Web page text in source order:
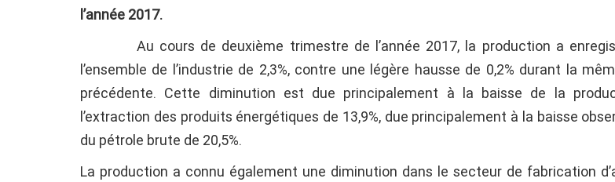
l’année 2017.
Au cours de deuxième trimestre de l’année 2017, la production a
l’ensemble de l’industrie de 2,3%, contre une légère hausse de 0,2% durant la
précédente. Cette diminution est due principalement à la baisse de la
l’extraction des produits énergétiques de 13,9%, due principalement à la baisse
du pétrole brute de 20,5%.
La production a connu également une diminution dans le secteur de fabrication